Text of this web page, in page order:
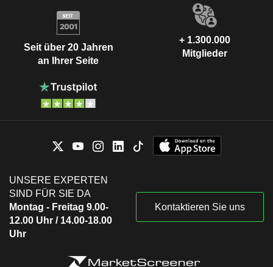
Seit über 20 Jahren
an Ihrer Seite
+ 1.300.000
Mitglieder
UNSERE EXPERTEN
SIND FÜR SIE DA
Montag - Freitag 9.00-
12.00 Uhr / 14.00-18.00
Uhr
Kontaktieren Sie uns